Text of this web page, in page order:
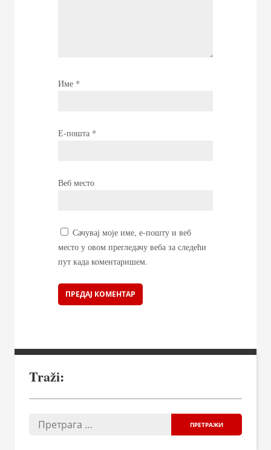
Име *
Е-пошта *
Веб место
Сачувај моје име, е-пошту и веб
место у овом прегледачу веба за следећи
пут када коментаришем.
Traži: